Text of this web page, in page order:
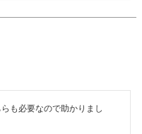
も必要なので助かりまし